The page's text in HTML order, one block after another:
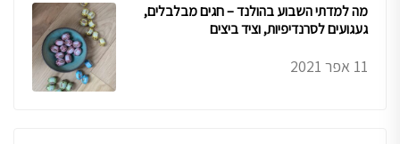
מה למדתי השבוע בהולנד – חגים מבלבלים,
געגועים לסרנדיפיות, וציד ביצים
11 אפר 2021